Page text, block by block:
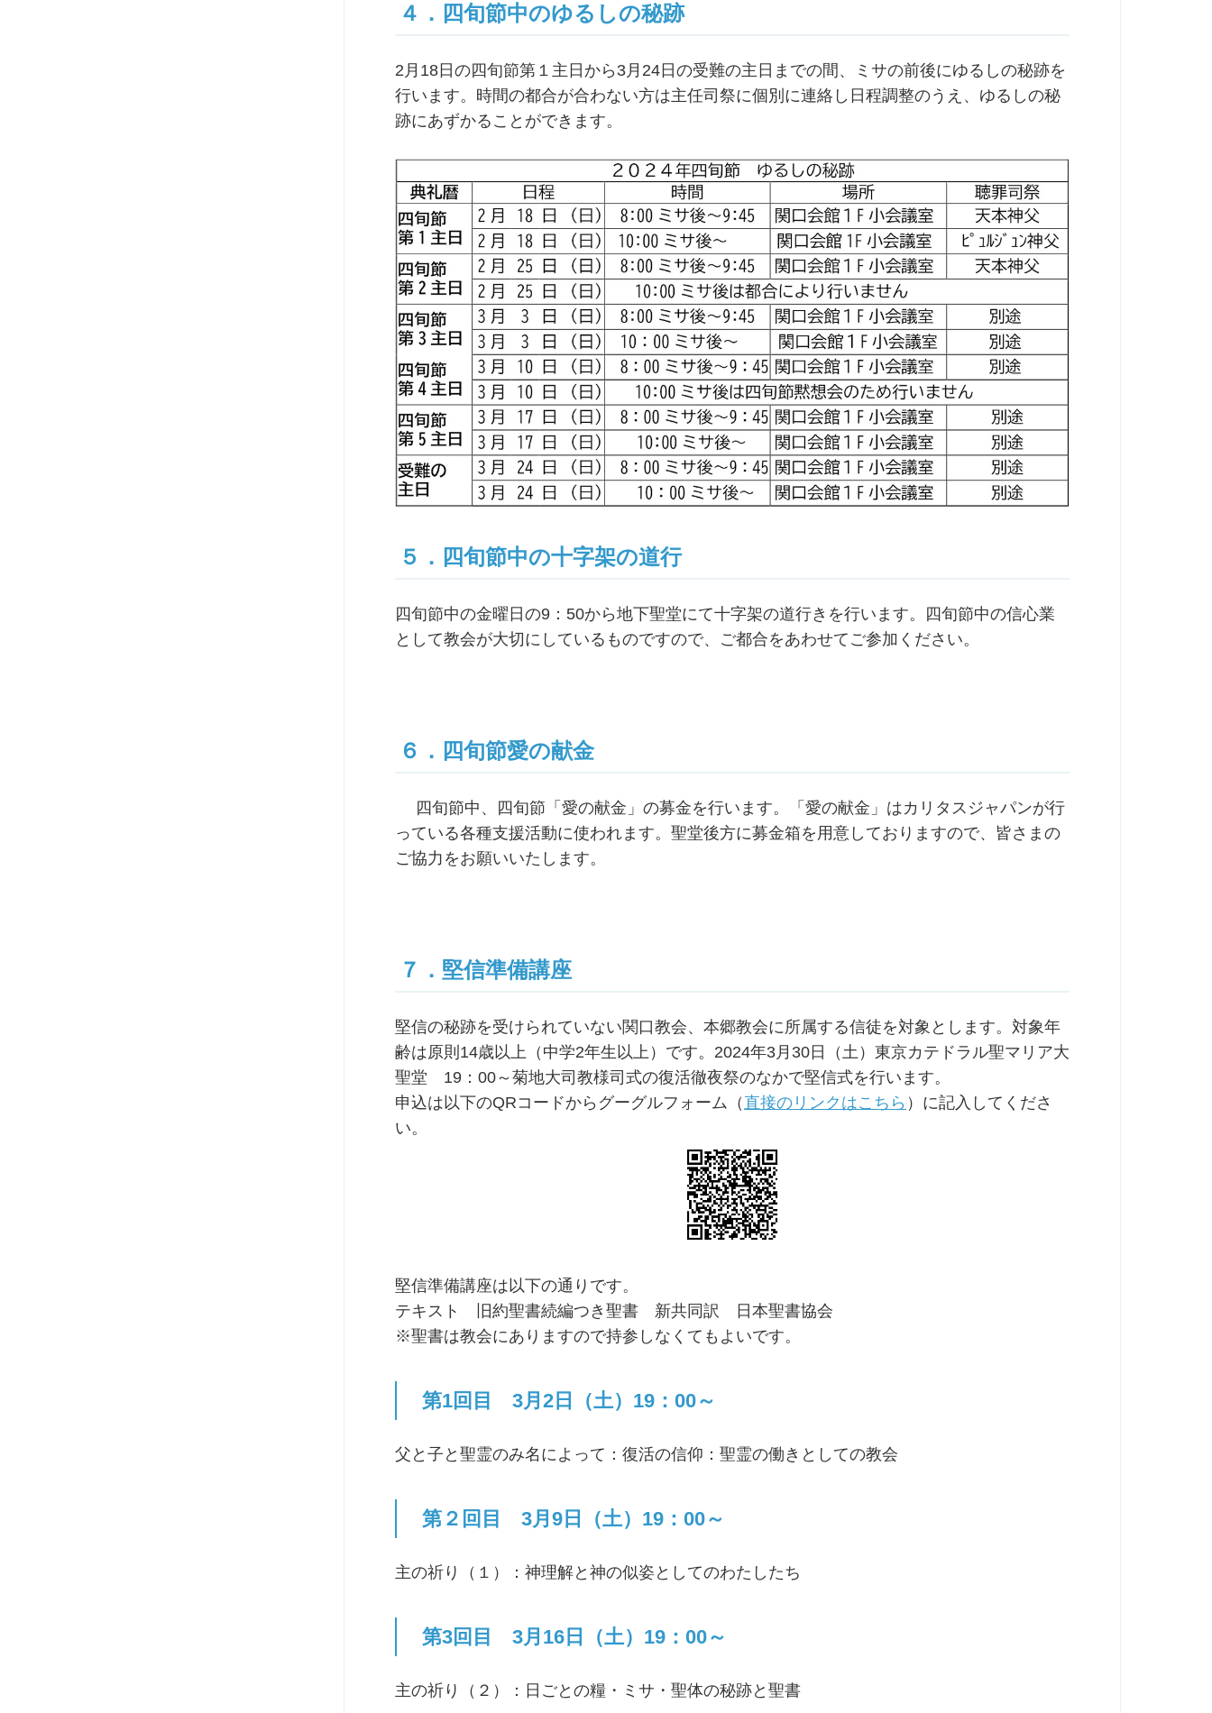
４．四旬節中のゆるしの秘跡
2月18日の四旬節第１主日から3月24日の受難の主日までの間、ミサの前後にゆるしの秘跡を
行います。時間の都合が合わない方は主任司祭に個別に連絡し日程調整のうえ、ゆるしの秘
跡にあずかることができます。
５．四旬節中の十字架の道行
四旬節中の金曜日の9：50から地下聖堂にて十字架の道行きを行います。四旬節中の信心業
として教会が大切にしているものですので、ご都合をあわせてご参加ください。
６．四旬節愛の献金
四旬節中、四旬節「愛の献金」の募金を行います。「愛の献金」はカリタスジャパンが行
っている各種支援活動に使われます。聖堂後方に募金箱を用意しておりますので、皆さまの
ご協力をお願いいたします。
７．堅信準備講座
堅信の秘跡を受けられていない関口教会、本郷教会に所属する信徒を対象とします。対象年
齢は原則14歳以上（中学2年生以上）です。2024年3月30日（土）東京カテドラル聖マリア大
聖堂 19：00～菊地大司教様司式の復活徹夜祭のなかで堅信式を行います。
申込は以下のQRコードからグーグルフォーム（ 直接のリンクはこちら ）に記入してくださ
い。
堅信準備講座は以下の通りです。
テキスト 旧約聖書続編つき聖書 新共同訳 日本聖書協会
※聖書は教会にありますので持参しなくてもよいです。
第1回目 3月2日（土）19：00～
父と子と聖霊のみ名によって：復活の信仰：聖霊の働きとしての教会
第２回目 3月9日（土）19：00～
主の祈り（１）：神理解と神の似姿としてのわたしたち
第3回目 3月16日（土）19：00～
主の祈り（２）：日ごとの糧・ミサ・聖体の秘跡と聖書